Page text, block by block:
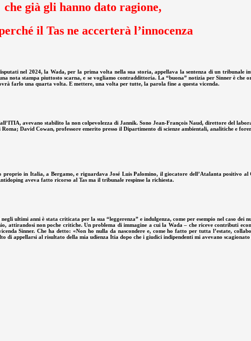
che già gli hanno dato ragione,
il Tas ne accerterà l’innocenza
nel 2024, la Wada, per la prima volta nella sua storia, appellava la sentenza di un tribunale
nota stampa piuttosto scarna, e se vogliamo contraddittoria. La “buona” notizia per Sinner è che
farlo una quarta volta. E mettere, una volta per tutte, la parola fine a questa vicenda.
avevano stabilito la non colpevolezza di Jannik. Sono Jean-François Naud, direttore del
David Cowan, professore emerito presso il Dipartimento di scienze ambientali, analitiche e
in Italia, a Bergamo, e riguardava José Luis Palomino, il giocatore dell’Atalanta positivo
aveva fatto ricorso al Tas ma il tribunale respinse la richiesta.
ultimi anni è stata criticata per la sua “leggerenza” e indulgenza, come per esempio nel caso dei
attirandosi non poche critiche. Un problema di immagine a cui la Wada – che riceve contributi
Sinner. Che ha detto: «Non ho nulla da nascondere e, come ho fatto per tutta l’estate,
di appellarsi al risultato della mia udienza Itia dopo che i giudici indipendenti mi avevano